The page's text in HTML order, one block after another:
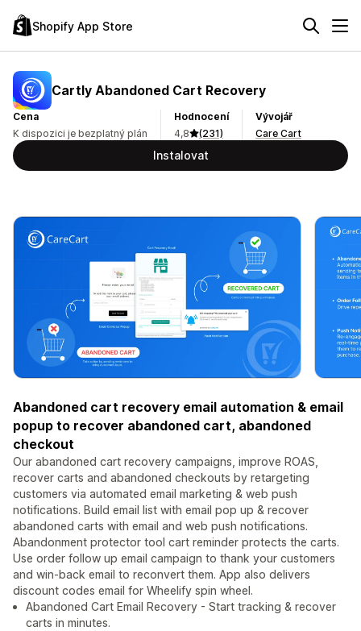
Shopify App Store
Cartly Abandoned Cart Recovery
Cena
K dispozici je bezplatný plán
Hodnocení
4,8
(231)
Vývojář
Care Cart
Instalovat
Abandoned cart recovery email automation & email
popup to recover abandoned cart, abandoned
checkout
Our abandoned cart recovery campaigns, improve ROAS,
recover carts and abandoned checkouts by retargeting
customers via automated email marketing & web push
notifications. Build email list with email pop up & recover
abandoned carts with email and web push notifications.
Abandonment protector tool cart reminder protects the carts.
Use order follow up email campaign to thank your customers
and win-back email to reconvert them. App also delivers
discount codes email for Wheelify spin wheel.
Abandoned Cart Email Recovery - Start tracking & recover
carts in minutes.